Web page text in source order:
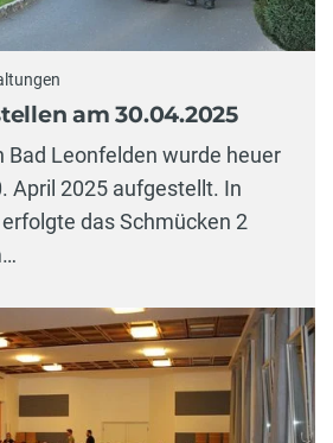
am 30.04.2025
Bad Leonfelden wurde heuer
April 2025 aufgestellt. In
das Schmücken 2